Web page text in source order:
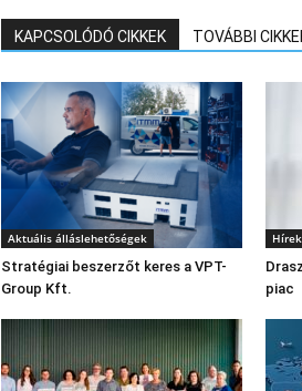
KAPCSOLÓDÓ CIKKEK TOVÁBBI
Aktuális álláslehetőségek
Stratégiai beszerzőt keres a VPT-
Group Kft.
Hírek
piac